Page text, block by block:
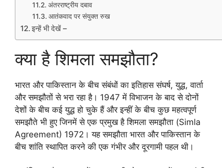
अंतरराष्ट्रीय दबाव
आतंकवाद पर संयुक्त रुख
इन्हें भी देखें –
क्या है शिमला समझौता?
भारत और पाकिस्तान के बीच संबंधों का इतिहास संघर्ष, युद्ध, वार्ता
और समझौतों से भरा रहा है। 1947 में विभाजन के बाद से दोनों
देशों के बीच कई युद्ध हो चुके हैं और इन्हीं के बीच कुछ महत्वपूर्ण
समझौते भी हुए जिनमें से एक प्रमुख है शिमला समझौता (Simla
Agreement) 1972। यह समझौता भारत और पाकिस्तान के
बीच शांति स्थापित करने की एक गंभीर और दूरगामी पहल थी।